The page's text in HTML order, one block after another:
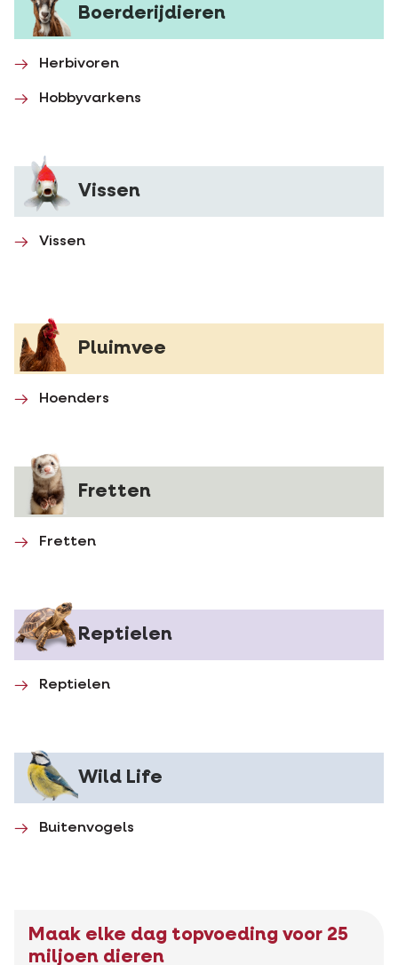
Boerderijdieren
Herbivoren
Hobbyvarkens
Vissen
Vissen
Pluimvee
Hoenders
Fretten
Fretten
Reptielen
Reptielen
Wild Life
Buitenvogels
Maak elke dag topvoeding voor 25
miljoen dieren